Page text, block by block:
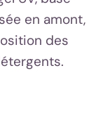
en amont,
des